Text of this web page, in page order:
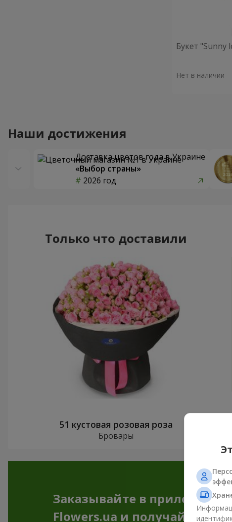
Букет "Sunny
Нет в наличии
Наши достижения
Доставка цветов года в Украине
«Выбор страны»
2026 год
Только что доставили
51 кустовая розовая роза
Бровары
Заказывайте в приложении
Flowers.ua и получайте